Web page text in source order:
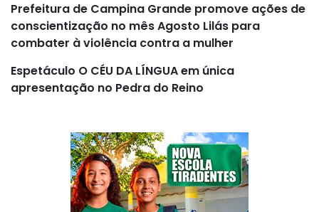
Prefeitura de Campina Grande promove ações de
conscientização no mês Agosto Lilás para
combater à violência contra a mulher
Espetáculo O CÉU DA LÍNGUA em única
apresentação no Pedra do Reino